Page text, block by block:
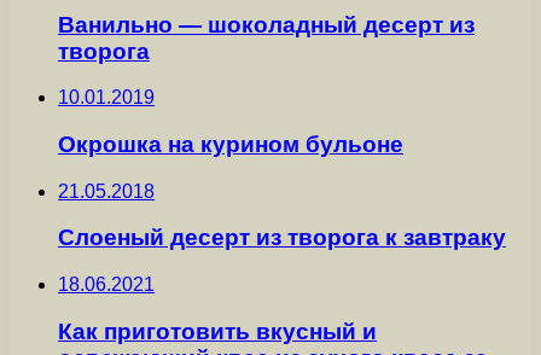
Ванильно — шоколадный десерт из
творога
10.01.2019
Окрошка на курином бульоне
21.05.2018
Слоеный десерт из творога к завтраку
18.06.2021
Как приготовить вкусный и